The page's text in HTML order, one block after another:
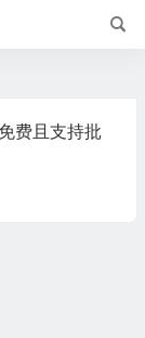
费且支持批